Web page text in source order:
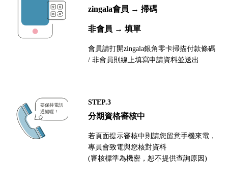
zingala會員 → 掃碼
非會員 → 填單
會員請打開zingala銀角零卡掃描付款條碼
/ 非會員則線上填寫申請資料並送出
STEP.3
分期資格審核中
若頁面提示審核中則請您留意手機來電，
專員會致電與您核對資料
(審核標準為機密，恕不提供查詢原因)